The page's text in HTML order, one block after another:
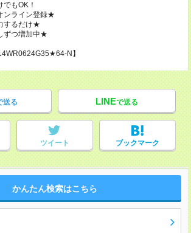
もOK！
ンライン登録★
するだけ★
ずつ増加中★
N】
送る LINEで送る
ツイート ブックマーク
かんたん検索はこちら